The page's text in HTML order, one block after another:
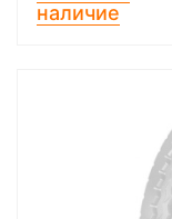
наличие